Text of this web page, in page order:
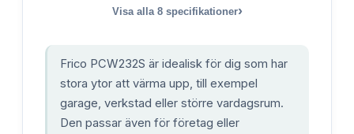
Visa alla 8specifikationer›
Frico PCW232S är idealisk för dig som har
stora ytor att värma upp, till exempel
garage, verkstad eller större vardagsrum.
Den passar även för företag eller